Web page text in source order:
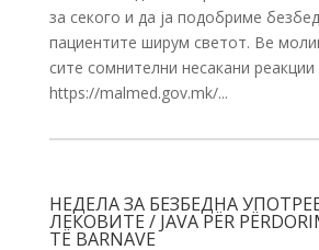
за секого и да ја подобриме
пациентите ширум светот. Ве
сите сомнителни несакани
https://malmed.gov.mk/...
НЕДЕЛА ЗА БЕЗБЕДНА
ЛЕКОВИТЕ / JAVA PËR
TË BARNAVE